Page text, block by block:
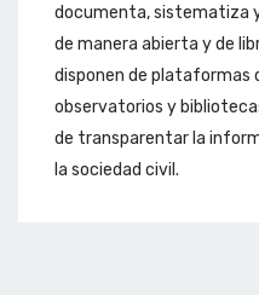
documenta, sistematiza
de manera abierta y de
disponen de plataformas
observatorios y
de transparentar la
la sociedad civil.